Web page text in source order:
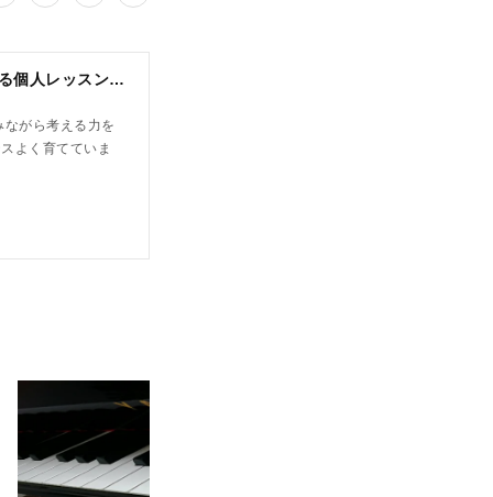
N piano music school｜小山市 ピアノ教室｜考える力・集中力を育てる個人レッスン｜2025年体験レッスン受付中
がら考える力を
よく育てていま